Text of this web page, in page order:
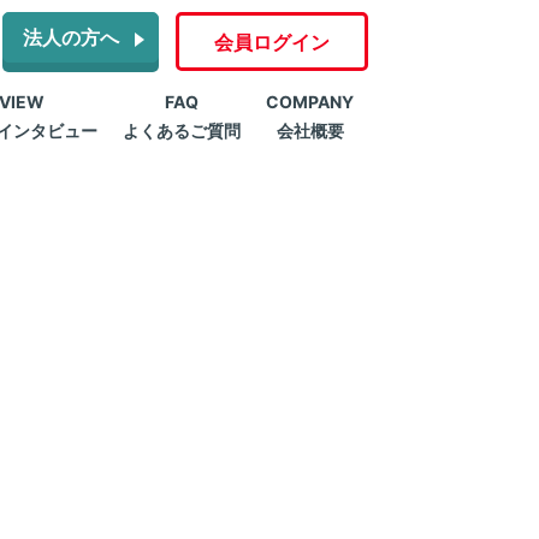
法人の方へ 会員ログイン
ンタビュー
FAQ
よくあるご質問
COMPANY
会社概要